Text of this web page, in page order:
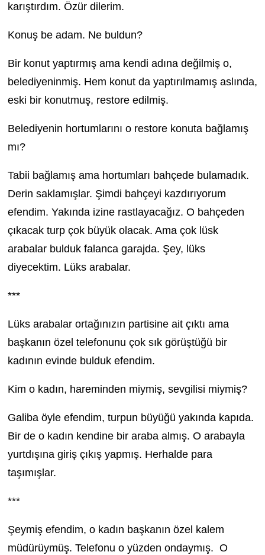
karıştırdım. Özür dilerim.
Konuş be adam. Ne buldun?
Bir konut yaptırmış ama kendi adına değilmiş o,
belediyeninmiş. Hem konut da yaptırılmamış aslında,
eski bir konutmuş, restore edilmiş.
Belediyenin hortumlarını o restore konuta bağlamış
mı?
Tabii bağlamış ama hortumları bahçede bulamadık.
Derin saklamışlar. Şimdi bahçeyi kazdırıyorum
efendim. Yakında izine rastlayacağız. O bahçeden
çıkacak turp çok büyük olacak. Ama çok lüsk
arabalar bulduk falanca garajda. Şey, lüks
diyecektim. Lüks arabalar.
***
Lüks arabalar ortağınızın partisine ait çıktı ama
başkanın özel telefonunu çok sık görüştüğü bir
kadının evinde bulduk efendim.
Kim o kadın, hareminden miymiş, sevgilisi miymiş?
Galiba öyle efendim, turpun büyüğü yakında kapıda.
Bir de o kadın kendine bir araba almış. O arabayla
yurtdışına giriş çıkış yapmış. Herhalde para
taşımışlar.
***
Şeymiş efendim, o kadın başkanın özel kalem
müdürüymüş. Telefonu o yüzden ondaymış. O